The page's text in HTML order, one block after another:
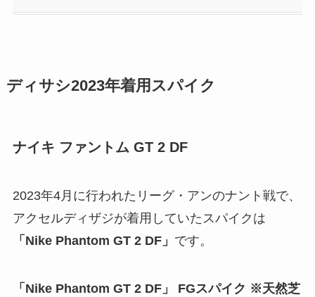
ディサシ2023年着用スパイク
ナイキ ファントム GT 2 DF
2023年4月に行われたリーグ・アンのナント戦で、
アクセルディザジが着用していたスパイクは
「Nike Phantom GT 2 DF」 です。
「Nike Phantom GT 2 DF」 FGスパイク ※天然芝